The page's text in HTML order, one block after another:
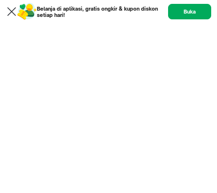
Belanja di aplikasi, gratis ongkir & kupon diskon
setiap hari!
Buka